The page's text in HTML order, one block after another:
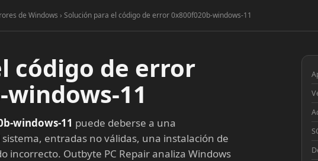
de Windows › Solución para el código de error 0x800f020b-windows-11
código de error
windows-11
windows-11 puede deberse a una
entradas no válidas, una instalación de
incorrecto. Outbyte PC Repair analiza Windows